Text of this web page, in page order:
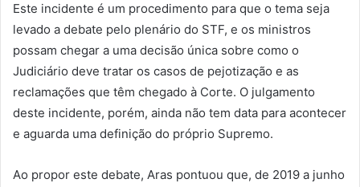
Este incidente é um procedimento para que o tema seja
levado a debate pelo plenário do STF, e os ministros
possam chegar a uma decisão única sobre como o
Judiciário deve tratar os casos de pejotização e as
reclamações que têm chegado à Corte. O julgamento
deste incidente, porém, ainda não tem data para acontecer
e aguarda uma definição do próprio Supremo.
Ao propor este debate, Aras pontuou que, de 2019 a junho